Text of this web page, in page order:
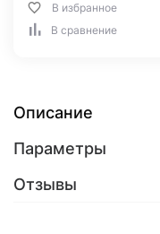
В избранное
В сравнение
Описание
Параметры
Отзывы